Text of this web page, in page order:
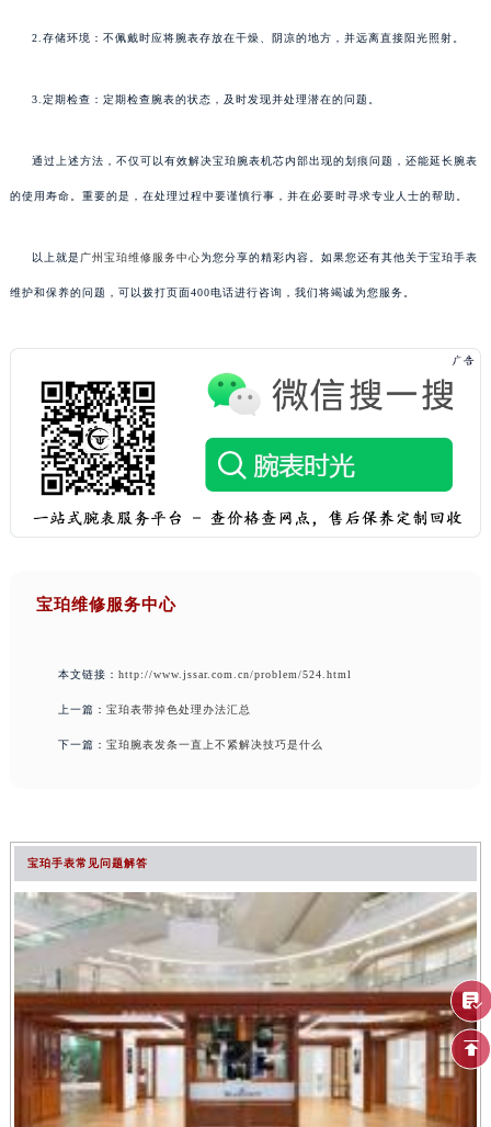
2.存储环境：不佩戴时应将腕表存放在干燥、阴凉的地方，并远离直接阳光照射。
3.定期检查：定期检查腕表的状态，及时发现并处理潜在的问题。
通过上述方法，不仅可以有效解决宝珀腕表机芯内部出现的划痕问题，还能延长腕表
的使用寿命。重要的是，在处理过程中要谨慎行事，并在必要时寻求专业人士的帮助。
以上就是 广州宝珀维修服务中心为您分享的精彩内容。如果您还有其他关于宝珀手表
维护和保养的问题，可以拨打页面400电话进行咨询，我们将竭诚为您服务。
宝珀维修服务中心
本文链接： http://www.jssar.com.cn/problem/524.html
上一篇： 宝珀表带掉色处理办法汇总
下一篇： 宝珀腕表发条一直上不紧解决技巧是什么
宝珀手表常见问题解答